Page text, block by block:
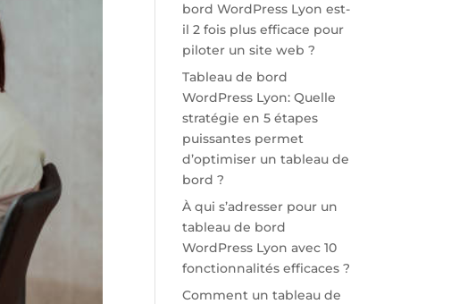
bord WordPress Lyon est-
il 2 fois plus efficace pour
piloter un site web ?
Tableau de bord
WordPress Lyon: Quelle
stratégie en 5 étapes
puissantes permet
d’optimiser un tableau de
bord ?
À qui s’adresser pour un
tableau de bord
WordPress Lyon avec 10
fonctionnalités efficaces ?
Comment un tableau de